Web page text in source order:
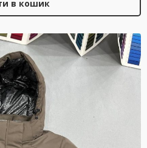
в кошик